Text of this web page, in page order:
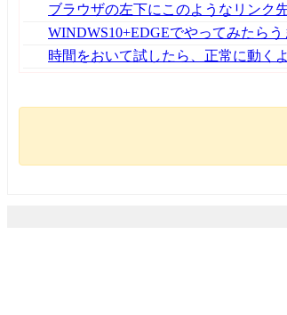
ブラウザの左下にこのようなリンク
WINDWS10+EDGEでやってみたらう
時間をおいて試したら、正常に動く